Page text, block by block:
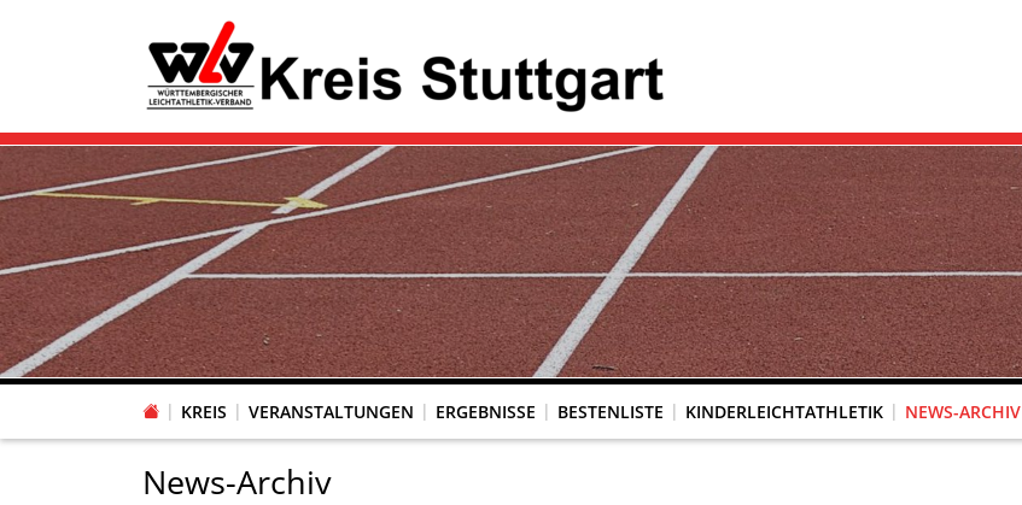
KREIS VERANSTALTUNGEN ERGEBNISSE BESTENLISTE KINDERLEICHTATHLETIK NEWS-ARCHIV
News-Archiv